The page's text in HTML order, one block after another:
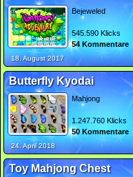
Bejeweled
545.590 Klicks
54 Kommentare
18. August 2017
Butterfly Kyodai
Mahjong
1.247.760 Klicks
50 Kommentare
24. April 2018
Toy Mahjong Chest